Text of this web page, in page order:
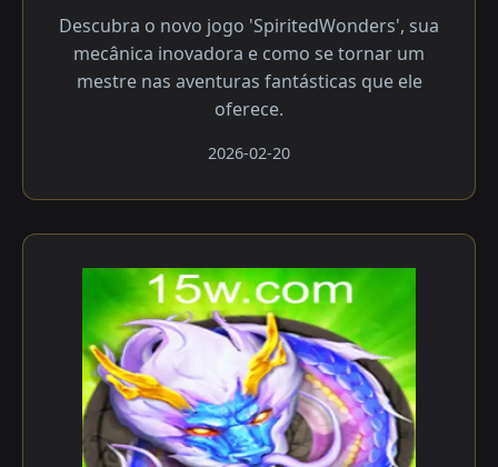
Descubra o novo jogo 'SpiritedWonders', sua
mecânica inovadora e como se tornar um
mestre nas aventuras fantásticas que ele
oferece.
2026-02-20